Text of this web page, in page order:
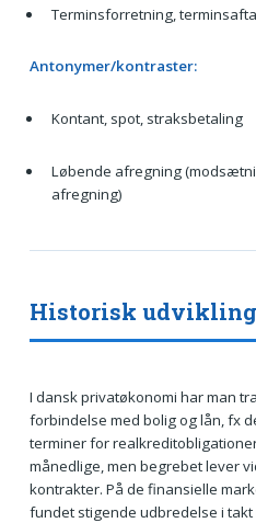
Terminsforretning,
Antonymer/kontraster:
Kontant, spot, straksbetaling
Løbende afregning
afregning)
Historisk udvikling
I dansk privatøkonomi har man
forbindelse med bolig og lån, fx
terminer for
månedlige, men begrebet lever
kontrakter. På de finansielle
fundet stigende udbredelse i